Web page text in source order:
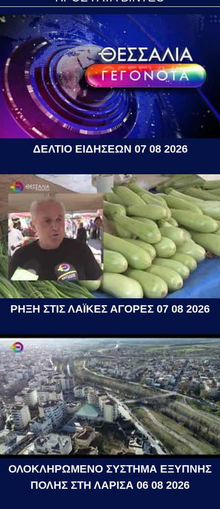
ΔΕΛΤΙΟ ΕΙΔΗΣΕΩΝ 07 08 2026
ΡΗΞΗ ΣΤΙΣ ΛΑΪΚΕΣ ΑΓΟΡΕΣ 07 08 2026
ΟΛΟΚΛΗΡΩΜΕΝΟ ΣΥΣΤΗΜΑ ΕΞΥΠΝΗΣ
ΠΟΛΗΣ ΣΤΗ ΛΑΡΙΣΑ 06 08 2026